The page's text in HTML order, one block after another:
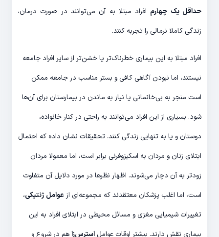
حداقل یک چهارم افراد مبتلا به آن می‌توانند در صورت درمان،
زندگی کاملا نرمالی را تجربه کنند.
افراد مبتلا به این بیماری خطرناک‌تر یا خشن‌تر از سایر افراد جامعه
نیستند، اما نبودن آگاهی کافی و بستر مناسب در جامعه ممکن
است منجر به بی‌خانمانی یا نیاز به ماندن در بیمارستان برای آن‌ها
شود. بسیاری از این افراد می‌توانند به راحتی در کنار خانواده،
دوستان و یا به تنهایی زندگی کنند. تحقیقات نشان داده که احتمال
ابتلای زنان و مردان به اسکیزوفرنی برابر است، اما معمولا مردان
زودتر به آن دچار می‌شوند. اظهار نظرها در مورد دلایل آن متفاوت
است، اما اغلب پزشکان معتقدند که مجموعه‌ای از عوامل ژنتیکی،
تغییرات شیمیایی مغزی و مسائل محیطی در ابتلای افراد به این
بیماری نقش دارند. بیشتر اوقات عوامل استرس‌زاهم در شروع و